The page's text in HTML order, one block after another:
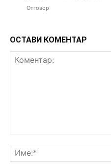
Отговор
ОСТАВИ КОМЕНТАР